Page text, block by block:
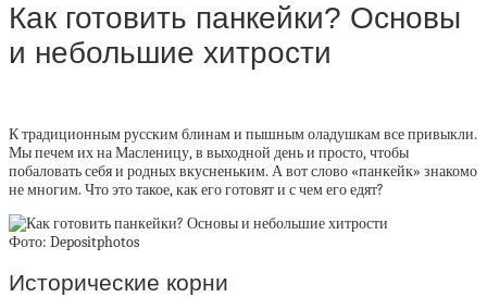
Как готовить панкейки? Основы
и небольшие хитрости
К традиционным русским блинам и пышным оладушкам все привыкли.
Мы печем их на Масленицу, в выходной день и просто, чтобы
побаловать себя и родных вкусненьким. А вот слово «панкейк» знакомо
не многим. Что это такое, как его готовят и с чем его едят?
Фото: Depositphotos
Исторические корни